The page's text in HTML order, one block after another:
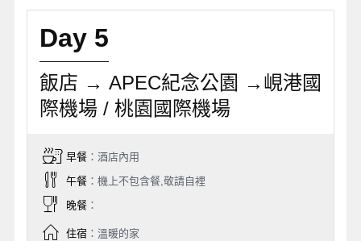
Day 5
飯店 → APEC紀念公園 →峴港國
際機場 / 桃園國際機場
早餐：酒店內用
午餐：機上不包含餐,敬請自裡
晚餐：
住宿：溫暖的家